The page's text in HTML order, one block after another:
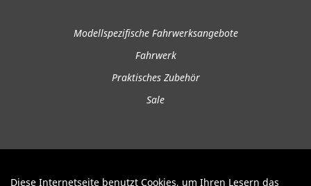
Modellspezifische Fahrwerksangebote
Fahrwerk
Praktisches Zubehör
Sale
Diese Internetseite benutzt Cookies, um Ihren Lesern das